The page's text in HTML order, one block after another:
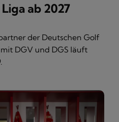
ab 2027
der Deutschen Golf
DGV und DGS läuft